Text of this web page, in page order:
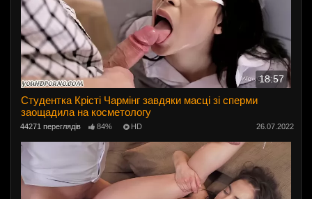
18:57
Студентка Крісті Чармінг завдяки масці зі сперми
заощадила на косметологу
44271 переглядів 84% HD 26.07.2022